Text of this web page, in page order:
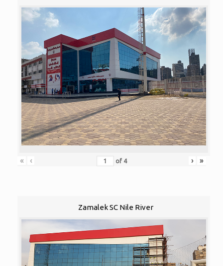
« ‹ of 4 › »
Zamalek SC Nile River